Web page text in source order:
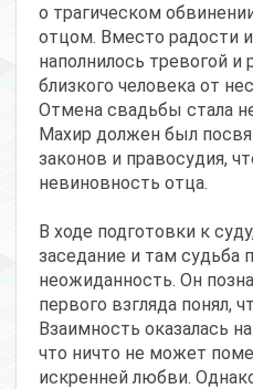
о трагическом
отцом. Вместо радости
наполнилось тревогой
близкого человека от
Отмена свадьбы стала
Махир должен был
законов и правосудия,
невиновность отца.
В ходе подготовки к
заседание и там судьба
неожиданность. Он
первого взгляда понял,
Взаимность оказалась
что ничто не может
искренней любви.